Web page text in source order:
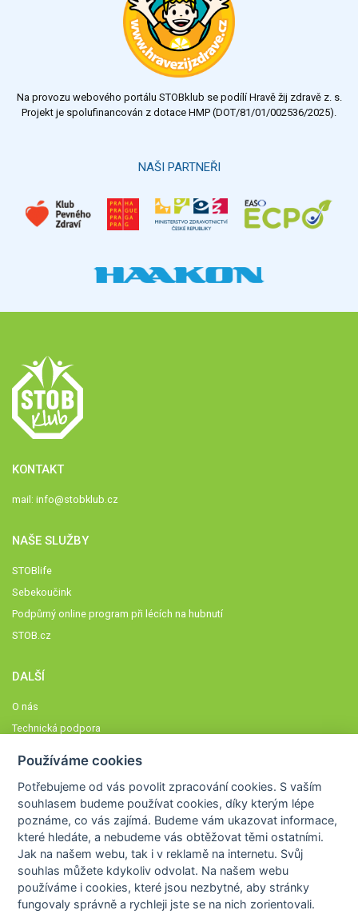
Na provozu webového portálu STOBklub se podílí Hravě žij zdravě z. s.
Projekt je spolufinancován z dotace HMP (DOT/81/01/002536/2025).
NAŠI PARTNEŘI
KONTAKT
mail: info@stobklub.cz
NAŠE SLUŽBY
STOBlife
Sebekoučink
Podpůrný online program při lécích na hubnutí
STOB.cz
DALŠÍ
O nás
Technická podpora
Členové STOBklubu
Zásady nakládání s osobními údaji
Otestujte se
Spočítejte si
Výzva 52
Používáme cookies
Potřebujeme od vás povolit zpracování cookies. S vaším
souhlasem budeme používat cookies, díky kterým lépe
poznáme,co vás zajímá. Budeme vám ukazovat informace,
které hledáte, a nebudeme vás obtěžovat těmi ostatními.
Jak na našem webu, tak i v reklamě na internetu. Svůj
souhlas můžete kdykoliv odvolat. Na našem webu
používáme i cookies, které jsou nezbytné, aby stránky
fungovaly správně a rychleji jste se na nich zorientovali.